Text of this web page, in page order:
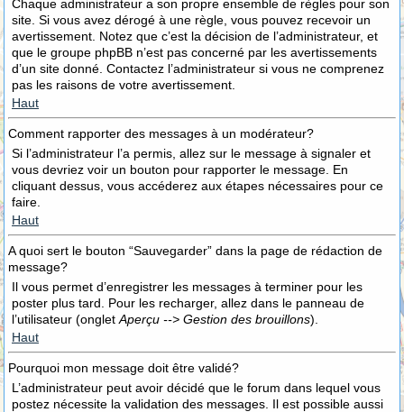
Chaque administrateur a son propre ensemble de règles pour son
site. Si vous avez dérogé à une règle, vous pouvez recevoir un
avertissement. Notez que c’est la décision de l’administrateur, et
que le groupe phpBB n’est pas concerné par les avertissements
d’un site donné. Contactez l’administrateur si vous ne comprenez
pas les raisons de votre avertissement.
Haut
Comment rapporter des messages à un modérateur?
Si l’administrateur l’a permis, allez sur le message à signaler et
vous devriez voir un bouton pour rapporter le message. En
cliquant dessus, vous accéderez aux étapes nécessaires pour ce
faire.
Haut
A quoi sert le bouton “Sauvegarder” dans la page de rédaction de
message?
Il vous permet d’enregistrer les messages à terminer pour les
poster plus tard. Pour les recharger, allez dans le panneau de
l’utilisateur (onglet Aperçu --> Gestion des brouillons).
Haut
Pourquoi mon message doit être validé?
L’administrateur peut avoir décidé que le forum dans lequel vous
postez nécessite la validation des messages. Il est possible aussi